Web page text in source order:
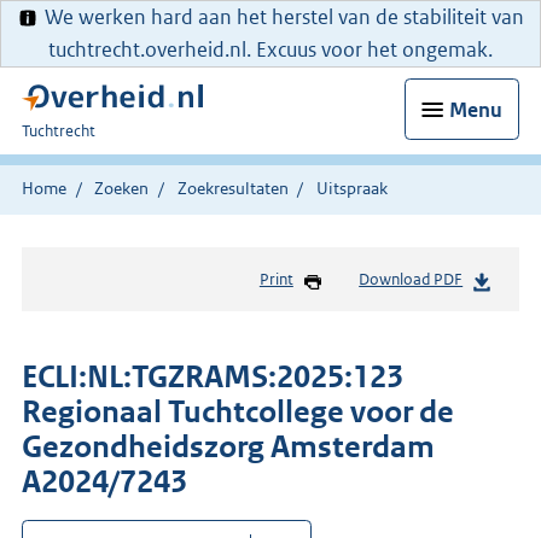
We werken hard aan het herstel van de stabiliteit van
tuchtrecht.overheid.nl. Excuus voor het ongemak.
Menu
U
bent
hier:
Tuchtrecht
Home Zoeken Zoekresultaten Uitspraak
Print Download PDF
ECLI:NL:TGZRAMS:2025:123
Regionaal Tuchtcollege voor de
Gezondheidszorg Amsterdam
A2024/7243